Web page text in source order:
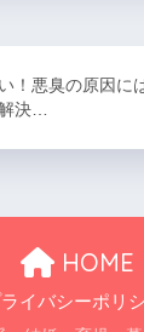
！悪臭の原因に
決…
HOME
イバシーポリ